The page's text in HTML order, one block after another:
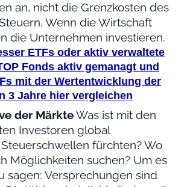
an, nicht die Grenzkosten des
Wenn die Wirtschaft
die Unternehmen investieren.
ETFs oder aktiv verwaltete
Fonds aktiv gemanagt und
mit der Wertentwicklung der
3 Jahre hier vergleichen
der MärkteWas ist mit den
Investoren global
fürchten? Wo
Möglichkeiten suchen? Um es
sagen: Versprechungen sind